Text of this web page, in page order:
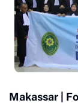
Makassar |